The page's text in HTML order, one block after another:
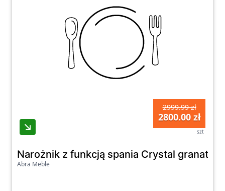
2999.99 zł
2800.00 zł
szt
Narożnik z funkcją spania Crystal
Abra Meble